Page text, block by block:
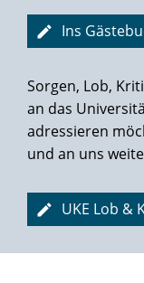
Dr. Ann Beckmann
Gleason-Score von
beunruhigend
sehr nahe an der
Überschreitung war
sympathischen
Ins
Sorgen, Lob,
an das
adressieren
und an uns
UKE Lob &